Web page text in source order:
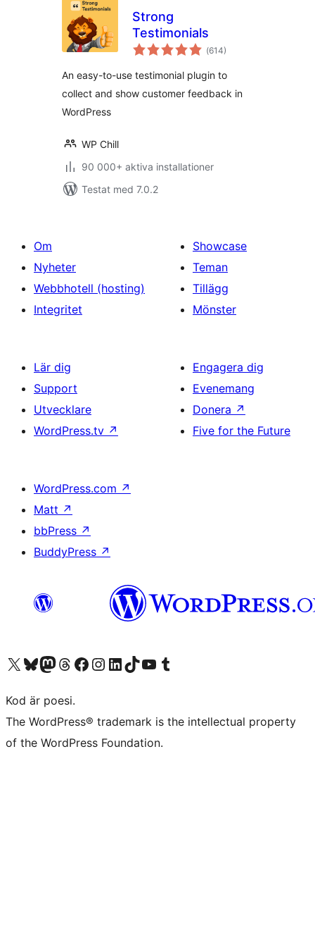
Strong
Testimonials
(Totalt
antal
614)
An easy-to-use testimonial plugin to
collect and show customer feedback in
WordPress
WP Chill
90 000+ aktiva installationer
Testat med 7.0.2
Om
Nyheter
Webbhotell (hosting)
Integritet
Showcase
Teman
Tillägg
Mönster
Lär dig
Support
Utvecklare
WordPress.tv ↗
Engagera dig
Evenemang
Donera ↗
Five for the Future
WordPress.com ↗
Matt ↗
bbPress ↗
BuddyPress ↗
Besök vår X-konto (f.d. Twitter)
Besök vårt Bluesky-konto
Besök vårt Mastodon-konto
Besök vårt Thread-konto
Besök vår Facebook-sidaBesök vårt Instagram-konto
Besök vårt LinkedIn-konto
Besök vårt TikTok-konto
Besök vår YouTube-kanalBesök vårt Tumblr-konto
Kod är poesi.
The WordPress® trademark is the intellectual property
of the WordPress Foundation.